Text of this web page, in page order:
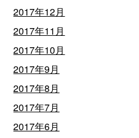
2017年12月
2017年11月
2017年10月
2017年9月
2017年8月
2017年7月
2017年6月